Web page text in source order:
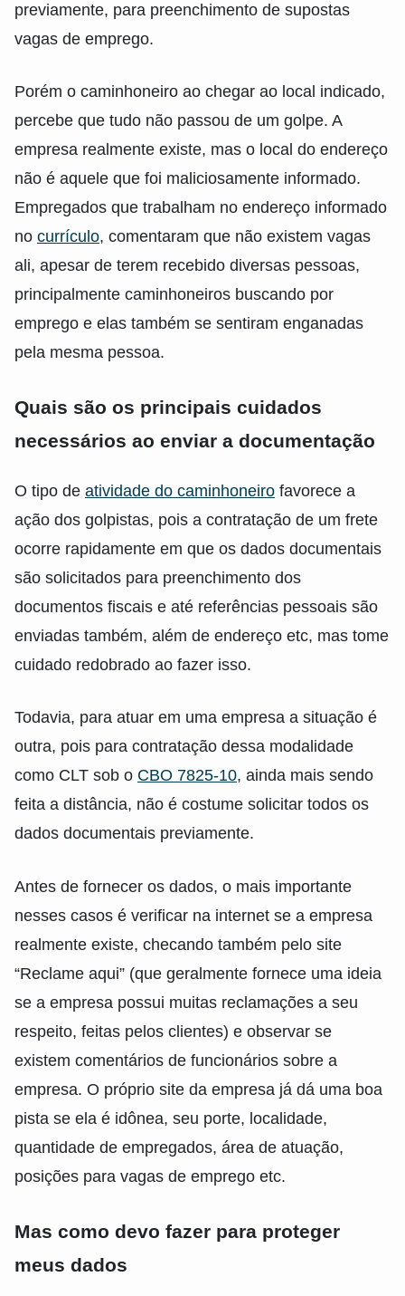
previamente, para preenchimento de supostas
vagas de emprego.
Porém o caminhoneiro ao chegar ao local indicado,
percebe que tudo não passou de um golpe. A
empresa realmente existe, mas o local do endereço
não é aquele que foi maliciosamente informado.
Empregados que trabalham no endereço informado
no currículo, comentaram que não existem vagas
ali, apesar de terem recebido diversas pessoas,
principalmente caminhoneiros buscando por
emprego e elas também se sentiram enganadas
pela mesma pessoa.
Quais são os principais cuidados
necessários ao enviar a documentação
O tipo de atividade do caminhoneiro favorece a
ação dos golpistas, pois a contratação de um frete
ocorre rapidamente em que os dados documentais
são solicitados para preenchimento dos
documentos fiscais e até referências pessoais são
enviadas também, além de endereço etc, mas tome
cuidado redobrado ao fazer isso.
Todavia, para atuar em uma empresa a situação é
outra, pois para contratação dessa modalidade
como CLT sob o CBO 7825-10, ainda mais sendo
feita a distância, não é costume solicitar todos os
dados documentais previamente.
Antes de fornecer os dados, o mais importante
nesses casos é verificar na internet se a empresa
realmente existe, checando também pelo site
“Reclame aqui” (que geralmente fornece uma ideia
se a empresa possui muitas reclamações a seu
respeito, feitas pelos clientes) e observar se
existem comentários de funcionários sobre a
empresa. O próprio site da empresa já dá uma boa
pista se ela é idônea, seu porte, localidade,
quantidade de empregados, área de atuação,
posições para vagas de emprego etc.
Mas como devo fazer para proteger
meus dados